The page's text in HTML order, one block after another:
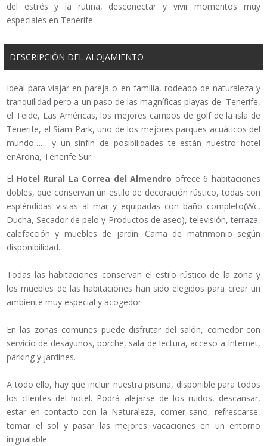
del estrés y la rutina, desconectar y vivir momentos muy
especiales en Tenerife
DESCRIPCIÓN DEL ALOJAMIENTO
Ideal para viajar en pareja o en familia, rodeado de naturaleza y
tranquilidad pero a un paso de las magníficas playas de Tenerife,
el Teide, Las Américas, los mejores campos de golf de la isla de
Tenerife, el Siam Park, uno de los mejores parques acuáticos del
mundo…… y un sinfín de posibilidades te están nuestro hotel
enArona, Tenerife Sur.
El Hotel Rural La Correa del Almendro ofrece 6 habitaciones
dobles, que conservan un estilo de decoración rústico, todas con
espléndidas vistas al mar y equipadas con baño completo(Wc,
Ducha, Secador de pelo y Productos de aseo), televisión, terraza,
calefacción y muebles de jardín. Cama de matrimonio según
disponibilidad.
Todas las habitaciones conservan el estilo rústico de la zona y
los muebles de las habitaciones han sido elegidos para crear un
ambiente muy especial y acogedor
En las zonas comunes puede disfrutar del salón, comedor con
servicio de desayunos, porche, sala de lectura, acceso a Internet,
parking y jardines.
A todo ello, hay que incluir nuestra piscina, disponible para todos
los clientes del hotel. Podrá alejarse de los ruidos, descansar,
estar en contacto con la Naturaleza, comer sano, refrescarse,
tomar el sol y pasar las mejores vacaciones en un entorno
inigualable.